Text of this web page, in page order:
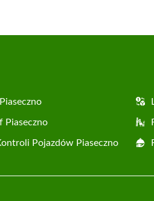
Piaseczno
Pojazdów Piaseczno